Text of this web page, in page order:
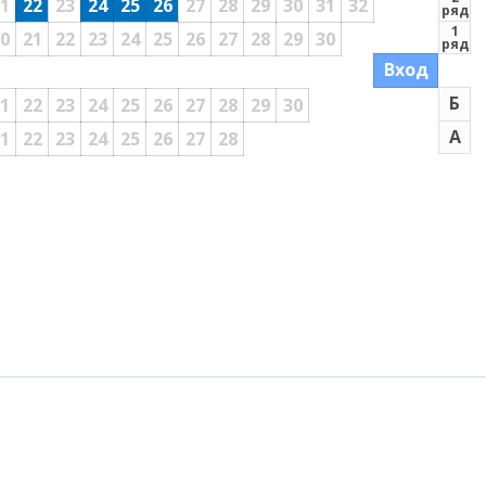
22 23 24 25 26 27 28 29 30 31
32
21 22 23 24 25 26 27 28 29 30
22 23 24 25 26 27 28 29 30
22 23 24 25 26 27 28
Вход
Б
А
ряд
1
ряд